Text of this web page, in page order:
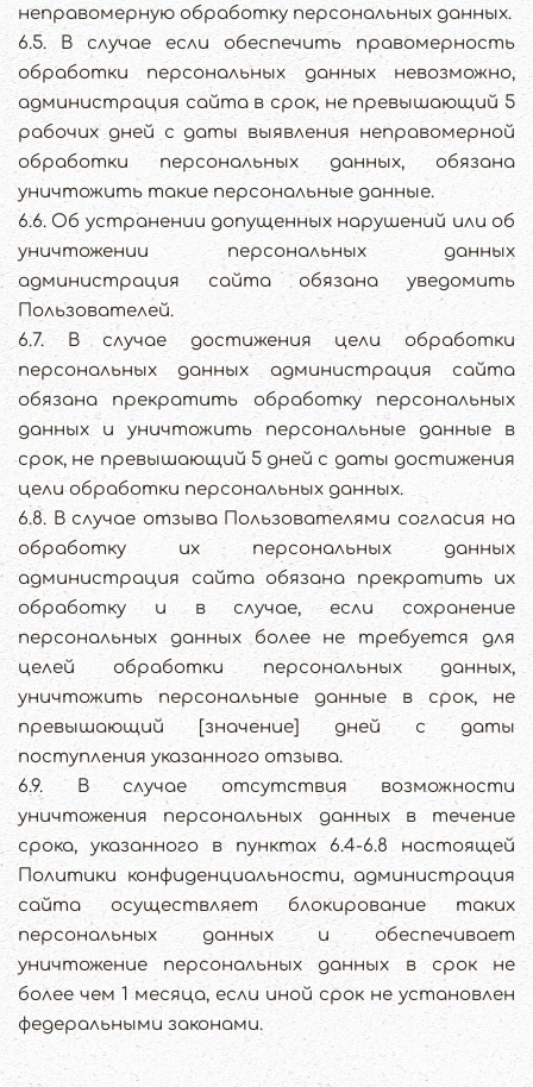
неправомерную обработку персональных данных.
6.5. В случае если обеспечить правомерность
обработки персональных данных невозможно,
администрация сайта в срок, не превышающий 5
рабочих дней с даты выявления неправомерной
обработки персональных данных, обязана
уничтожить такие персональные данные.
6.6. Об устранении допущенных нарушений или об
уничтожении персональных данных
администрация сайта обязана уведомить
Пользователей.
6.7. В случае достижения цели обработки
персональных данных администрация сайта
обязана прекратить обработку персональных
данных и уничтожить персональные данные в
срок, не превышающий 5 дней с даты достижения
цели обработки персональных данных.
6.8. В случае отзыва Пользователями согласия на
обработку их персональных данных
администрация сайта обязана прекратить их
обработку и в случае, если сохранение
персональных данных более не требуется для
целей обработки персональных данных,
уничтожить персональные данные в срок, не
превышающий [значение] дней с даты
поступления указанного отзыва.
6.9. В случае отсутствия возможности
уничтожения персональных данных в течение
срока, указанного в пунктах 6.4-6.8 настоящей
Политики конфиденциальности, администрация
сайта осуществляет блокирование таких
персональных данных и обеспечивает
уничтожение персональных данных в срок не
более чем 1 месяца, если иной срок не установлен
федеральными законами.